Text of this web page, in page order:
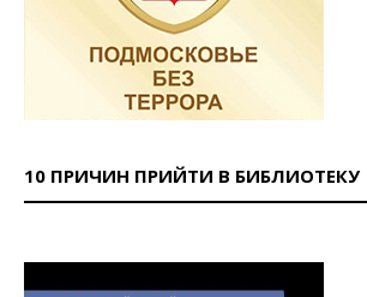
10 ПРИЧИН ПРИЙТИ В БИБЛИОТЕКУ